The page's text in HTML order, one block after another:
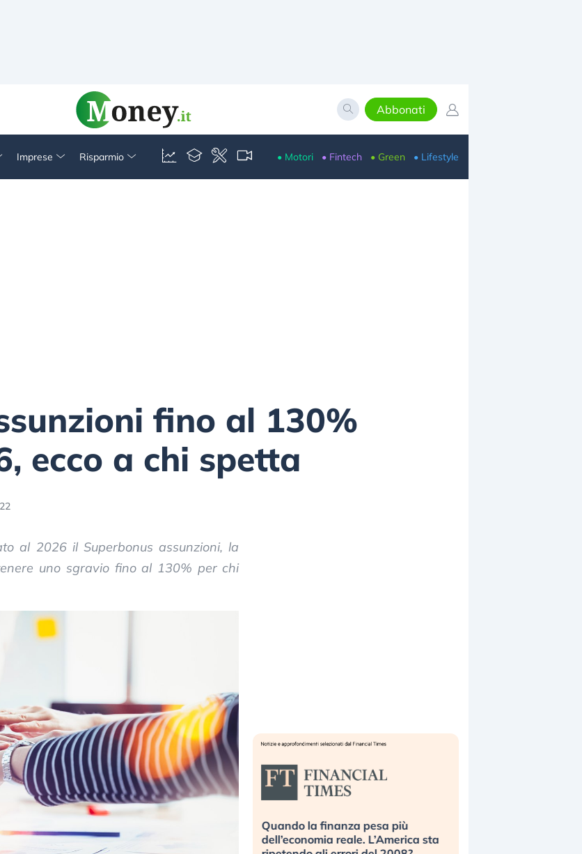
Abbonati
Imprese Risparmio • Motori • Fintech • Green • Lifestyle
fino al 130%
ecco a chi spetta
al 2026 il Superbonus assunzioni, la
uno sgravio fino al 130% per chi
il
in preda al panico dopo lo scoppio
Quando la finanza pesa più
dell’economia reale. L’America sta